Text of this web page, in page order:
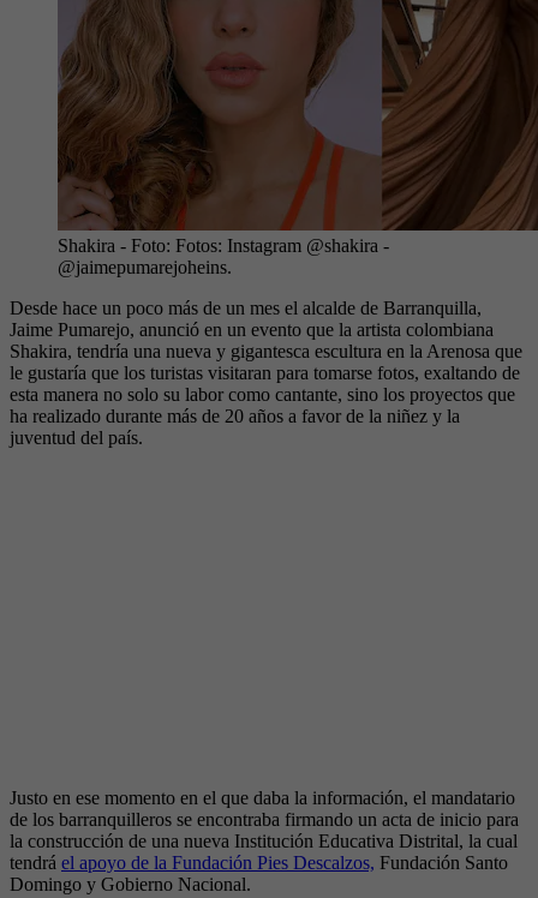
Shakira - Foto: Fotos: Instagram @shakira -
@jaimepumarejoheins.
Desde hace un poco más de un mes el alcalde de Barranquilla,
Jaime Pumarejo, anunció en un evento que la artista colombiana
Shakira, tendría una nueva y gigantesca escultura en la Arenosa que
le gustaría que los turistas visitaran para tomarse fotos, exaltando de
esta manera no solo su labor como cantante, sino los proyectos que
ha realizado durante más de 20 años a favor de la niñez y la
juventud del país.
Justo en ese momento en el que daba la información, el mandatario
de los barranquilleros se encontraba firmando un acta de inicio para
la construcción de una nueva Institución Educativa Distrital, la cual
tendrá el apoyo de la Fundación Pies Descalzos, Fundación Santo
Domingo y Gobierno Nacional.